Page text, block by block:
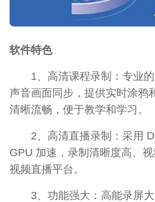
软件特色
1、高清课程录制：专业的
声音画面同步，提供实时涂鸦
清晰流畅，便于教学和学习。
2、高清直播录制：采用
GPU 加速，录制清晰度高、
视频直播平台。
3、功能强大：高能录屏大